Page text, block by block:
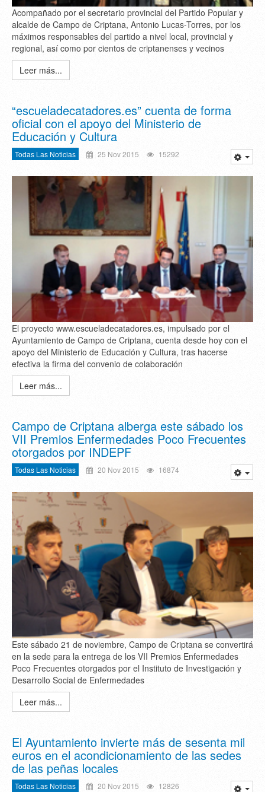
Acompañado por el secretario provincial del Partido Popular y
alcalde de Campo de Criptana, Antonio Lucas-Torres, por los
máximos responsables del partido a nivel local, provincial y
regional, así como por cientos de criptanenses y vecinos
Leer más...
“escueladecatadores.es” cuenta de forma
oficial con el apoyo del Ministerio de
Educación y Cultura
Todas Las Noticias 25 Nov 2015 15292
El proyecto www.escueladecatadores.es, impulsado por el
Ayuntamiento de Campo de Criptana, cuenta desde hoy con el
apoyo del Ministerio de Educación y Cultura, tras hacerse
efectiva la firma del convenio de colaboración
Leer más...
Campo de Criptana alberga este sábado los
VII Premios Enfermedades Poco Frecuentes
otorgados por INDEPF
Todas Las Noticias 20 Nov 2015 16874
Este sábado 21 de noviembre, Campo de Criptana se convertirá
en la sede para la entrega de los VII Premios Enfermedades
Poco Frecuentes otorgados por el Instituto de Investigación y
Desarrollo Social de Enfermedades
Leer más...
El Ayuntamiento invierte más de sesenta mil
euros en el acondicionamiento de las sedes
de las peñas locales
Todas Las Noticias 20 Nov 2015 12826